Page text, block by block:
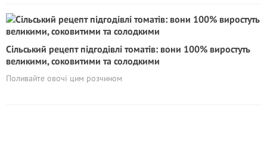
Сільський рецепт підгодівлі томатів: вони 100% виростуть
великими, соковитими та солодкими
Поливайте овочі цим розчином